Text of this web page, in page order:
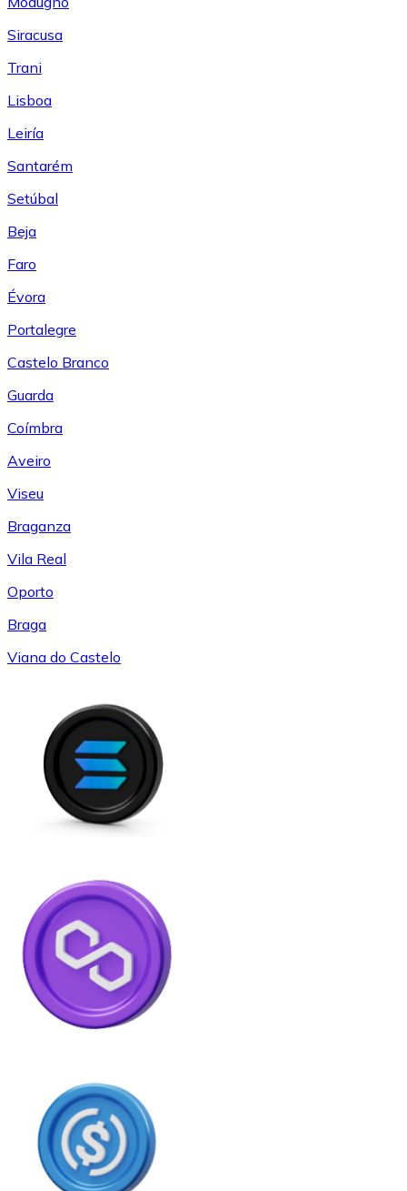
Siracusa
Trani
Lisboa
Leiría
Santarém
Setúbal
Beja
Faro
Évora
Portalegre
Castelo Branco
Guarda
Coímbra
Aveiro
Viseu
Braganza
Vila Real
Oporto
Braga
Viana do Castelo